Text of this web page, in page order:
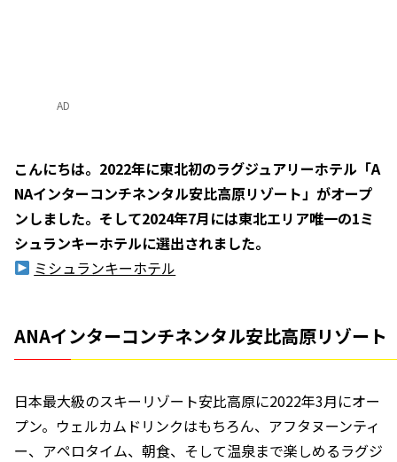
AD
こんにちは。2022年に東北初のラグジュアリーホテル「A
NAインターコンチネンタル安比高原リゾート」がオープ
ンしました。そして2024年7月には東北エリア唯一の1ミ
シュランキーホテルに選出されました。
ミシュランキーホテル
ANAインターコンチネンタル安比高原リゾート
日本最大級のスキーリゾート安比高原に2022年3月にオー
プン。ウェルカムドリンクはもちろん、アフタヌーンティ
ー、アペロタイム、朝食、そして温泉まで楽しめるラグジ